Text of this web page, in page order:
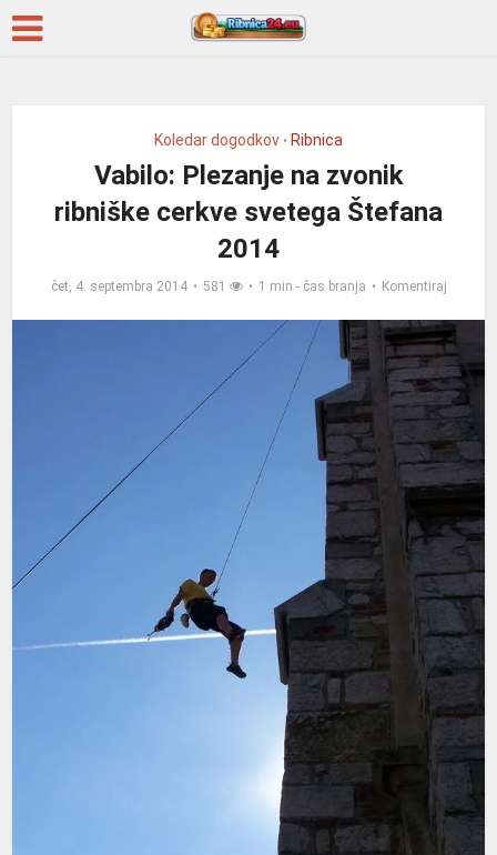
Koledar dogodkov • Ribnica
Vabilo: Plezanje na zvonik
ribniške cerkve svetega Štefana
2014
čet, 4. septembra 2014 581 1 min - čas branja Komentiraj